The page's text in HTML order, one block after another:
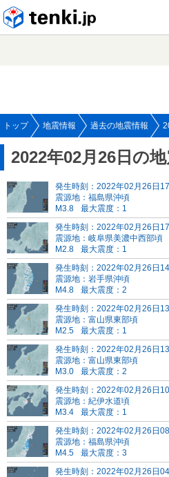
トップ 地震情報 過去の地震情報
2022年02月26日の
発生時刻：2022年02月26日
震源地：福島県沖頃
M3.8
最大震度：1
発生時刻：2022年02月26日
震源地：岐阜県美濃中西部頃
M2.8
最大震度：1
発生時刻：2022年02月26日
震源地：岩手県沖頃
M4.8
最大震度：2
発生時刻：2022年02月26日
震源地：富山県東部頃
M2.5
最大震度：1
発生時刻：2022年02月26日
震源地：富山県東部頃
M3.0
最大震度：2
発生時刻：2022年02月26日
震源地：紀伊水道頃
M3.4
最大震度：1
発生時刻：2022年02月26日
震源地：福島県沖頃
M4.5
最大震度：3
発生時刻：2022年02月26日